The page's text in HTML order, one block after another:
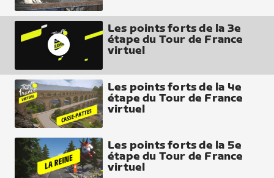
Les points forts de la 3e
étape du Tour de France
virtuel
Les points forts de la 4e
étape du Tour de France
virtuel
Les points forts de la 5e
étape du Tour de France
virtuel